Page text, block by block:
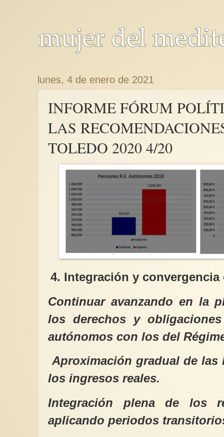
lunes, 4 de enero de 2021
INFORME FÓRUM
LAS
TOLEDO 2020 4/20
4. Integración y convergencia
Continuar avanzando en la
los derechos y
autónomos con los del
Aproximación gradual de las
los ingresos reales.
Integración plena de los
aplicando periodos